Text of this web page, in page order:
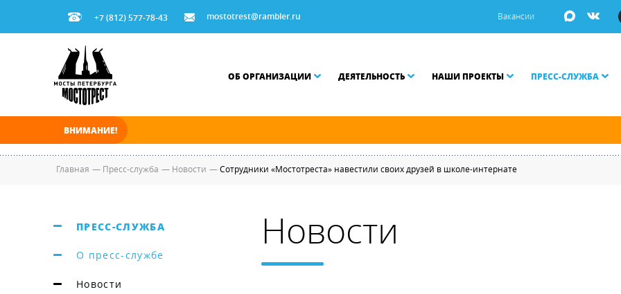
+7 (812) 577-78-43 mostotrest@rambler.ru Вакансии
ОБ ОРГАНИЗАЦИИ ДЕЯТЕЛЬНОСТЬ НАШИ ПРОЕКТЫ ПРЕСС-СЛУЖБА
ВНИМАНИЕ!
Главная — Пресс-служба — Новости —Сотрудники «Мостотреста» навестили своих друзей в школе-интернате
ПРЕСС-СЛУЖБА
О пресс-службе
Новости
Новости